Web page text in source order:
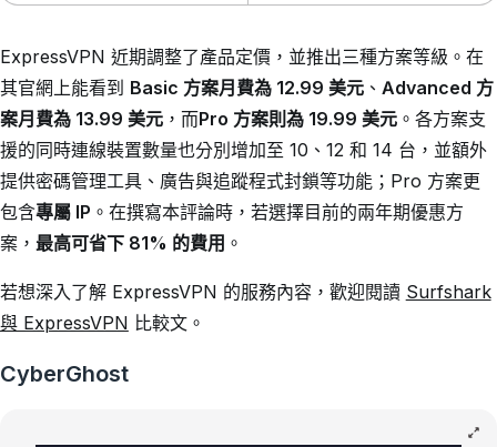
ExpressVPN 近期調整了產品定價，並推出三種方案等級。在
其官網上能看到 Basic 方案月費為 12.99 美元、 Advanced 方
案月費為 13.99 美元，而Pro 方案則為 19.99 美元。各方案支
援的同時連線裝置數量也分別增加至 10、12 和 14 台，並額外
提供密碼管理工具、廣告與追蹤程式封鎖等功能；Pro 方案更
包含專屬 IP 。在撰寫本評論時，若選擇目前的兩年期優惠方
案， 最高可省下 81% 的費用 。
若想深入了解 ExpressVPN 的服務內容，歡迎閱讀 Surfshark
與 ExpressVPN 比較文。
CyberGhost